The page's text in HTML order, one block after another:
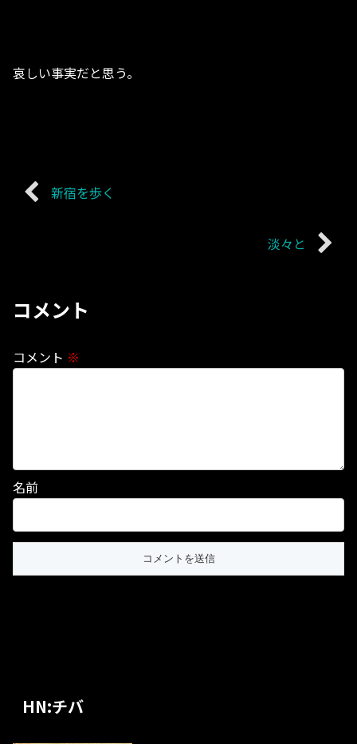
哀しい事実だと思う。
新宿を歩く
淡々と
コメント
コメント ※
名前
HN:チバ